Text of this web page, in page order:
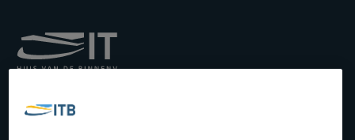
Transport auf der